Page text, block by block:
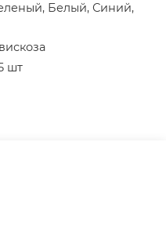
Белый, Синий,
шт